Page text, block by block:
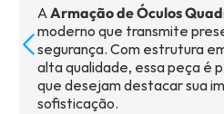
AArmação de Óculos
moderno que transmite
segurança. Com estrutura
alta qualidade, essa peça é
que desejam destacar sua
sofisticação.